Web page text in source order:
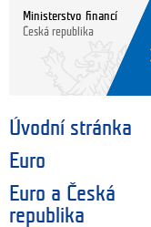
Ministerstvo financí
Česká republika
Úvodní stránka
Euro
Euro a Česká
republika